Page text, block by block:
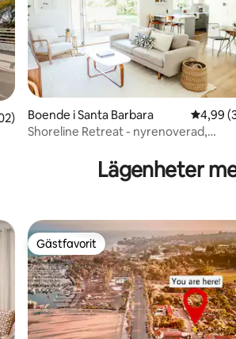
i genomsnittligt betyg, 202 omdömen
Boende i Santa Barbara 4,99 av
4,99
Shoreline Retreat - nyrenoverad,
Lägenheter
Gästfavorit
Gästfavorit